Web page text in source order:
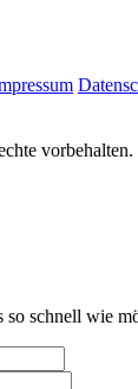
vorbehalten.
so schnell wie